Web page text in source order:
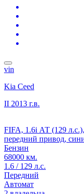
vin
Kia Ceed
II 2013 г.в.
FIFA, 1.6i АТ (129
передний привод,
Бензин
68000 км.
1.6 / 129 л.с.
Передний
Автомат